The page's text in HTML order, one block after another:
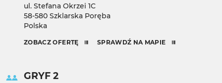
ul. Stefana Okrzei 1C
58-580 Szklarska Poręba
Polska
ZOBACZ OFERTĘ SPRAWDŹ NA MAPIE
GRYF 2